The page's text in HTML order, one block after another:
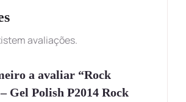
avaliações.
a avaliar “Rock
Gel Polish P2014 Rock